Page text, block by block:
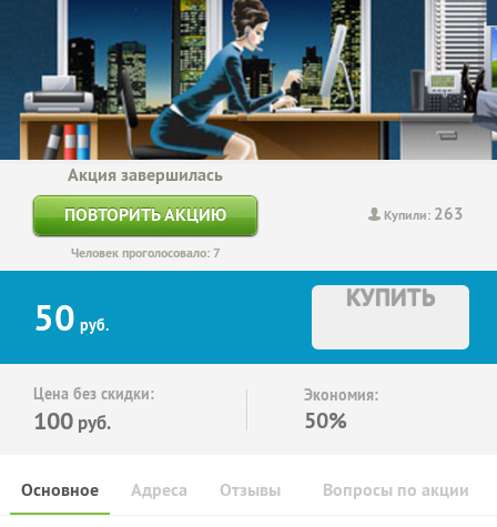
Купили: 263
Акция завершилась
ПОВТОРИТЬ АКЦИЮ
Человек проголосовало: 7
50 руб.
КУПИТЬ
Цена без скидки:
100 руб.
Экономия:
50%
Основное Отзывы Вопросы по акции
Адреса